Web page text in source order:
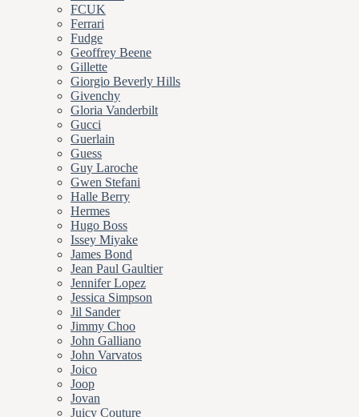
FCUK
Ferrari
Fudge
Geoffrey Beene
Gillette
Giorgio Beverly Hills
Givenchy
Gloria Vanderbilt
Gucci
Guerlain
Guess
Guy Laroche
Gwen Stefani
Halle Berry
Hermes
Hugo Boss
Issey Miyake
James Bond
Jean Paul Gaultier
Jennifer Lopez
Jessica Simpson
Jil Sander
Jimmy Choo
John Galliano
John Varvatos
Joico
Joop
Jovan
Juicy Couture